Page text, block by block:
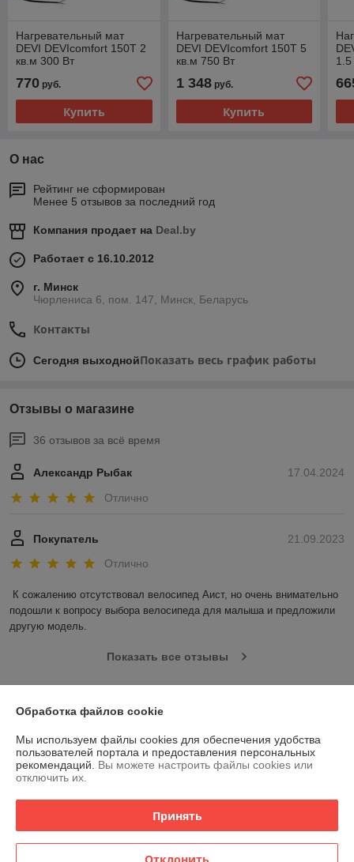
Нагревательный мат
DEVI DEVIcomfort 150T 2
кв.м 300 Вт
770 руб.
Купить
Нагревательный мат
DEVI DEVIcomfort 150T 5
кв.м 750 Вт
1 348руб.
Купить
О нас
Рейтинг не сформирован
Менее 5 отзывов за последний год
Компания продает на Deal.by
Работает с 16.10.2012
г. Минск
Чюрлениса 6, пом. 147, Минск, Беларусь
Контакты
Сегодня выходнойПоказать весь график работы
Отзывы о магазине
36 отзывов за всё время
17.04.2024
Александр Рыбак
Отлично
21.09.2023
Покупатель
Отлично
К сожалению отсутствовал велосипед Аист, но очень внимательно
подошли к вопросу выбора велосипеда для малыша и предложили
другую модель.
Показать все отзывы
О нас
Контакты
Доставка и оплата
Обработка файлов cookie
Мы используем файлы cookies для обеспечения удобства
пользователей портала и предоставления персональных
рекомендаций. Вы можете настроить файлы cookies или
отключить их.
Принять
Отклонить